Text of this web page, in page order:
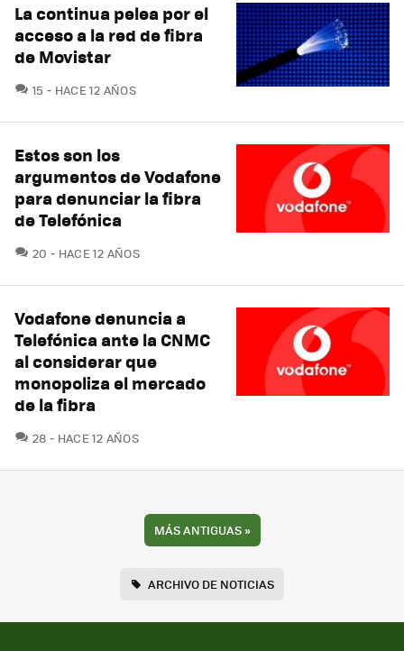
La continua pelea por el
acceso a la red de fibra
de Movistar
15 COMENTARIOS
HACE 12 AÑOS
Estos son los
argumentos de Vodafone
para denunciar la fibra
de Telefónica
20 COMENTARIOS
HACE 12 AÑOS
Vodafone denuncia a
Telefónica ante la CNMC
al considerar que
monopoliza el mercado
de la fibra
28 COMENTARIOS
HACE 12 AÑOS
MÁS ANTIGUAS»
ARCHIVO DE NOTICIAS